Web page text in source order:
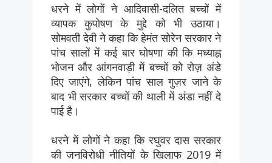
धरने में लोगों ने आदिवासी-दलित बच्चों में
व्यापक कुपोषण के मुद्दे को भी उठाया।
सोमवती देवी ने कहा कि हेमंत सोरेन सरकार ने
पांच सालों में कई बार घोषणा की कि मध्याह्न
भोजन और आंगनवाड़ी में बच्चों को रोज़ अंडे
दिए जाएंगे, लेकिन पांच साल गुज़र जाने के
बाद भी सरकार बच्चों की थाली में अंडा नहीं दे
पाई है।
धरने में लोगों ने कहा कि रघुवर दास सरकार
की जनविरोधी नीतियों के खिलाफ 2019 में